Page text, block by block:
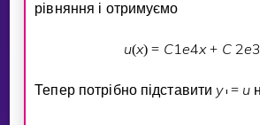
рiвняння i отримуємо
u(x) = C1e4x + C 2e
Тепер потрiбно пiдставити y′ = u